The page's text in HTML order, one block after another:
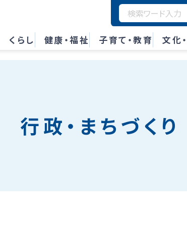
くらし 健康・福祉 子育て・教育 文化
行政・まちづくり